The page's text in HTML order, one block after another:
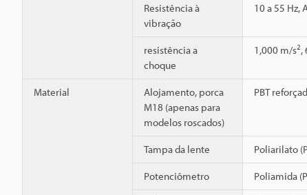
Resistência à
vibração
10 a 55 Hz,
resistência a
choque
1,000 m/s2,
Material
Alojamento, porca
M18 (apenas para
modelos roscados)
PBT
Tampa da lente Poliarilato
Potenciômetro Poliamida